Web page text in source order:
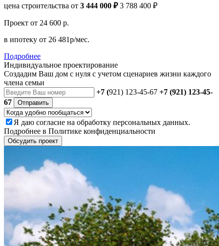
цена строительства от 3 444 000 ₽ 3 788 400 ₽
Проект от 24 600 р.
в ипотеку от 26 481р/мес.
Подробнее
Индивидуальное проектирование
Создадим Ваш дом с нуля с учетом сценариев жизни каждого
члена семьи
+7 (921) 123-45-67 +7 (921) 123-45-
67
Отправить
Я даю согласие на обработку персональных данных.
Подробнее в Политике конфиденциальности
Обсудить проект